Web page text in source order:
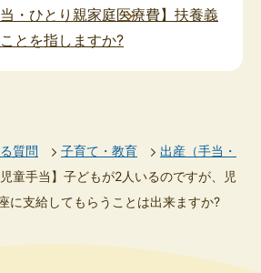
当・ひとり親家庭医療費】扶養義
とを指しますか?
質問 子育て・教育
出産（手当・
児童手当】子どもが2人いるのですが、児
に支給してもらうことは出来ますか?